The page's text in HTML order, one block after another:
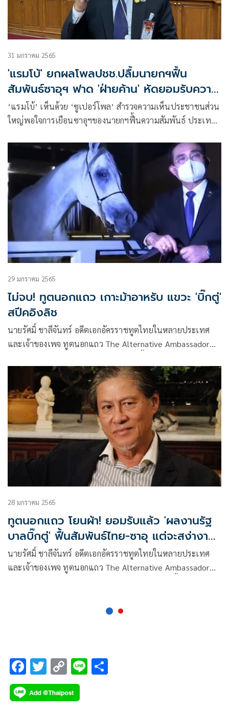
31 มกราคม 2565
'แรมโบ้' ยกผลโพลปชช.ปลื้มนายกฯฟื้น
สัมพันธ์ซาอุฯ ฟาด 'ฝ่ายค้าน' หัดยอมรับความ
จริงบ้าง
‘แรมโบ้’ เห็นด้วย ‘ซูเปอร์โพล’ สำรวจความเห็นประชาชนส่วน
ใหญ่พอใจการเยือนซาอุฯของนายกฯฟื้นความสัมพันธ์ ประเทศ
หัดยอมรับบ้าง ไม่ใช่หวังแต่ประโยชน์ส่วนตัว
29 มกราคม 2565
ไม่จบ! ทูตนอกแถว เกาะม้าอาหรับ แขวะ 'บิ๊กตู่'
สปีคอิงลิช
นายรัศมิ์ ชาลีจันทร์ อดีตเอกอัครราชทูตไทยในหลายประเทศ
และเจ้าของเพจ ทูตนอกแถว The Alternative Ambassador
28 มกราคม 2565
ทูตนอกแถว โยนผ้า! ยอมรับแล้ว 'ผลงานรัฐ
บาลบิ๊กตู่' ฟื้นสัมพันธ์ไทย-ซาอุ แต่จะสง่างาม
ต้องเป็นปชต.
นายรัศมิ์ ชาลีจันทร์ อดีตเอกอัครราชทูตไทยในหลายประเทศ
และเจ้าของเพจ ทูตนอกแถว The Alternative Ambassador
F
ac
e
T
wi
tt
C
o
p
Li